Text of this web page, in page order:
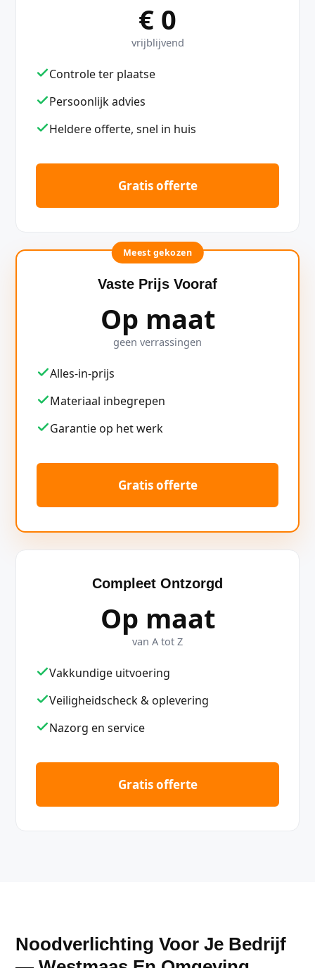
€ 0
vrijblijvend
Controle ter plaatse
Persoonlijk advies
Heldere offerte, snel in huis
Gratis offerte
Meest gekozen
Vaste Prijs Vooraf
Op maat
geen verrassingen
Alles-in-prijs
Materiaal inbegrepen
Garantie op het werk
Gratis offerte
Compleet Ontzorgd
Op maat
van A tot Z
Vakkundige uitvoering
Veiligheidscheck & oplevering
Nazorg en service
Gratis offerte
Noodverlichting Voor Je Bedrijf